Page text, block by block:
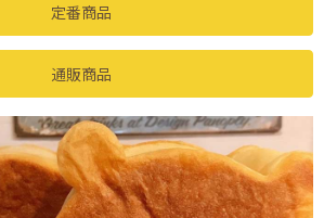
定番商品
通販商品